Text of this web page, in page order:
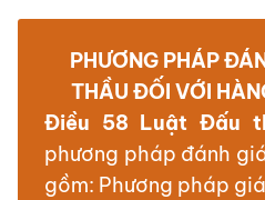
PHƯƠNG PHÁP
THẦU ĐỐI VỚI
Điều 58 Luật Đấu
phương pháp đánh
gồm: Phương pháp